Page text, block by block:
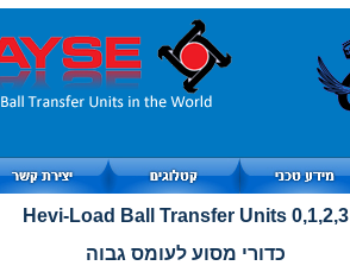
Hevi-Load Ball Transfer Units 0,1,2,3
כדורי מסוע לעומס גבוה